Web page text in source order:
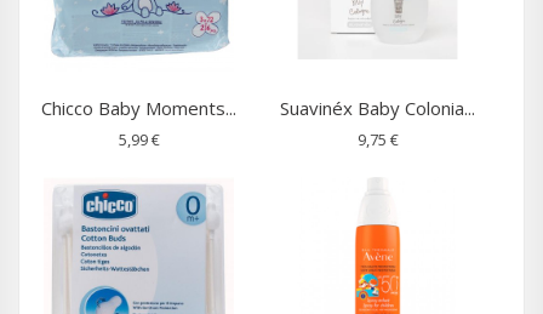
Chicco Baby Moments...
5,99 €
Suavinéx Baby Colonia...
9,75 €